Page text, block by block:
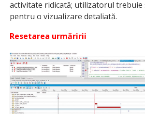
activitate ridicată; utilizatorul trebuie
pentru o vizualizare detaliată.
Resetarea urmăririi